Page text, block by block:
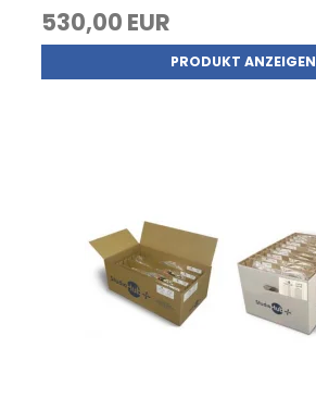
530,00 EUR
PRODUKT ANZEIGEN